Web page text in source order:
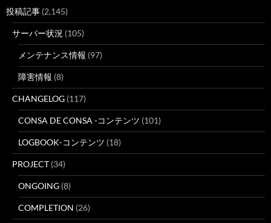
投稿記事 (2,145)
サーバー状況 (105)
メンテナンス情報 (97)
障害情報 (8)
CHANGELOG (117)
CONSA DE CONSA -コンテンツ (101)
LOGBOOK-コンテンツ (18)
PROJECT (34)
ONGOING (8)
COMPLETION (26)